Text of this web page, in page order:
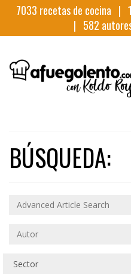
7033 recetas de cocina |
| 582
BÚSQUEDA: